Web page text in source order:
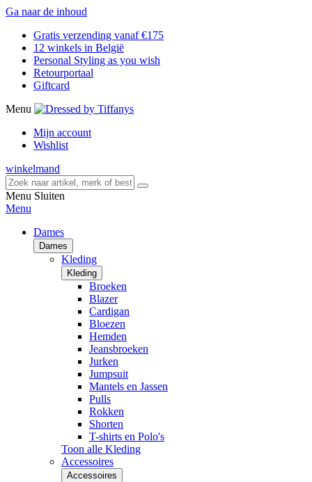
Ga naar de inhoud
Gratis verzending vanaf €175
12 winkels in België
Personal Styling as you wish
Retourportaal
Giftcard
Menu
Mijn account
Wishlist
winkelmand
Menu Sluiten
Menu
Dames
Dames
Kleding
Kleding
Broeken
Blazer
Cardigan
Bloezen
Hemden
Jeansbroeken
Jurken
Jumpsuit
Mantels en Jassen
Pulls
Rokken
Shorten
T-shirts en Polo's
Toon alle Kleding
Accessoires
Accessoires